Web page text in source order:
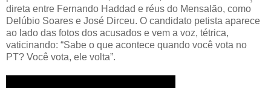
direta entre Fernando Haddad e réus do Mensalão, como
Delúbio Soares e José Dirceu. O candidato petista aparece
ao lado das fotos dos acusados e vem a voz, tétrica,
vaticinando: “Sabe o que acontece quando você vota no
PT? Você vota, ele volta”.